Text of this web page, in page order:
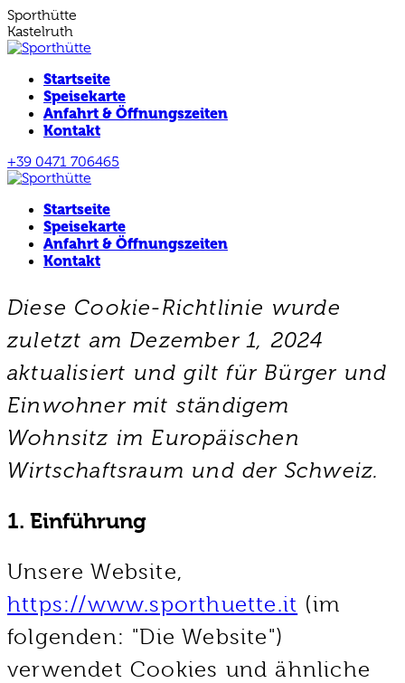
Zum
Inhalt
springen
Sporthütte
Kastelruth
Startseite
Speisekarte
Anfahrt & Öffnungszeiten
Kontakt
+39 0471 706465
E-
page
opens
new
Facebook
opens
new
window
Instagram
opens
new
window
Startseite
Speisekarte
Anfahrt & Öffnungszeiten
Kontakt
Diese Cookie-Richtlinie wurde
zuletzt am Dezember 1, 2024
aktualisiert und gilt für Bürger und
Einwohner mit ständigem
Wohnsitz im Europäischen
Wirtschaftsraum und der Schweiz.
1. Einführung
Unsere Website,
https://www.sporthuette.it (im
folgenden: "Die Website")
verwendet Cookies und ähnliche